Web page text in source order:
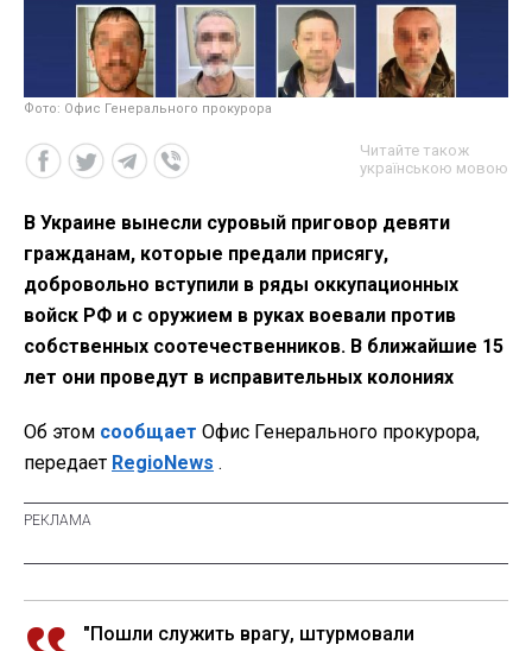
Фото: Офис Генерального прокурора
Читайте також
українською мовою
В Украине вынесли суровый приговор девяти
гражданам, которые предали присягу,
добровольно вступили в ряды оккупационных
войск РФ и с оружием в руках воевали против
собственных соотечественников. В ближайшие 15
лет они проведут в исправительных колониях
Об этом сообщает Офис Генерального прокурора,
передает RegioNews .
"Пошли служить врагу, штурмовали